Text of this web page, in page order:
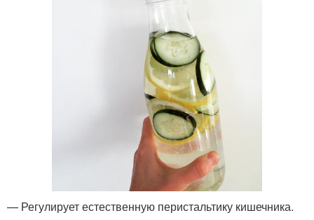
— Регулирует естественную перистальтику кишечника.